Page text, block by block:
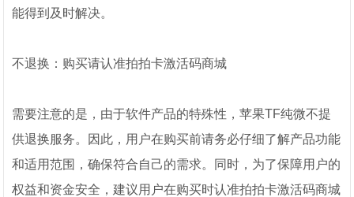
能得到及时解决。
不退换：购买请认准拍拍卡激活码商城
需要注意的是，由于软件产品的特殊性，苹果TF纯微不提
供退换服务。因此，用户在购买前请务必仔细了解产品功能
和适用范围，确保符合自己的需求。同时，为了保障用户的
权益和资金安全，建议用户在购买时认准拍拍卡激活码商城